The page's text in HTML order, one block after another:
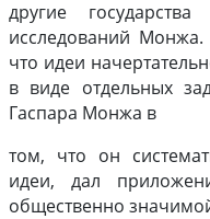
другие государства
исследований
что идеи
в виде отдельных
Гаспара Монжа в
том, что он
идеи, дал
общественно